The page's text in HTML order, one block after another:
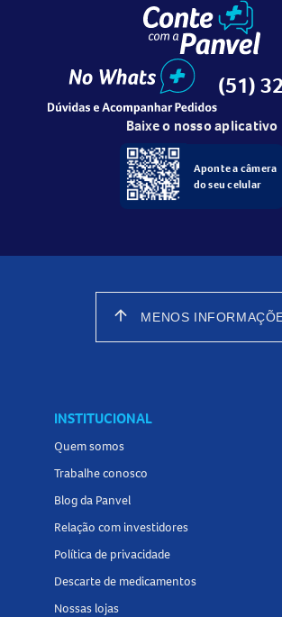
(51)
Baixe o nosso aplicativo
Aponte a câmera
do seu celular
arrow_upward MENOS
INSTITUCIONAL
Quem somos
Trabalhe conosco
Blog da Panvel
Relação com investidores
Política de privacidade
Descarte de medicamentos
Nossas lojas